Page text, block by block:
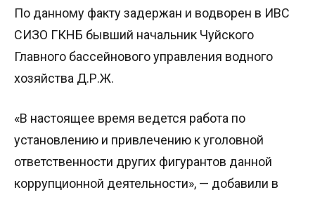
По данному факту задержан и водворен в ИВС
СИЗО ГКНБ бывший начальник Чуйского
Главного бассейнового управления водного
хозяйства Д.Р.Ж.
«В настоящее время ведется работа по
установлению и привлечению к уголовной
ответственности других фигурантов данной
коррупционной деятельности», — добавили в